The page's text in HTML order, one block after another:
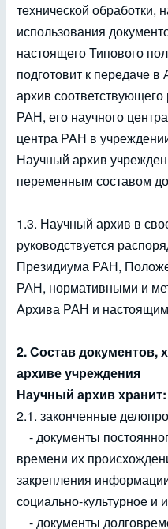
технической обработки,
использования
настоящего Типового
подготовит к передаче
архив соответствующего
РАН, его научного
центра РАН в
Научный архив
переменным составом
1.3. Научный архив в
руководствуется
Президиума РАН,
РАН, нормативными и
Архива РАН и
2. Состав документов,
архиве учреждения
Научный архив хранит:
2.1. законченные
- документы
времени их
закрепления
социально-культурное и
- документы